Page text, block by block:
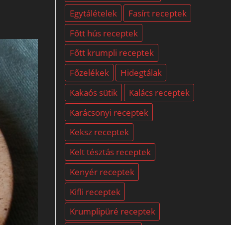
Egytálételek
Fasírt receptek
Főtt hús receptek
Főtt krumpli receptek
Főzelékek
Hidegtálak
Kakaós sütik
Kalács receptek
Karácsonyi receptek
Keksz receptek
Kelt tésztás receptek
Kenyér receptek
Kifli receptek
Krumplipüré receptek